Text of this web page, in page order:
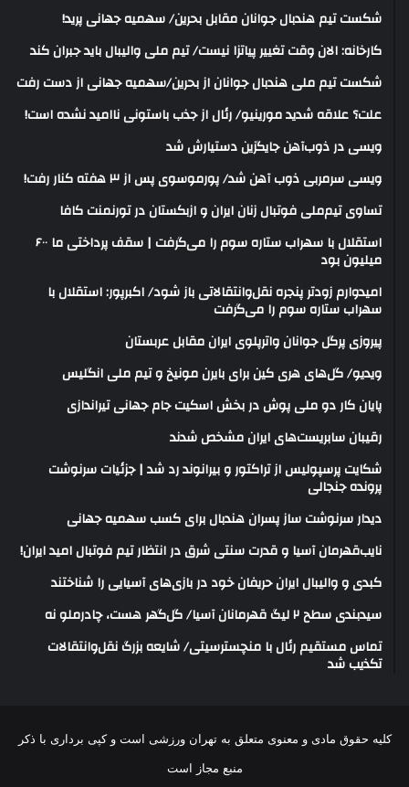
شکست تیم هندبال جوانان مقابل بحرین/ سهمیه جهانی پرید!
کارخانه: الان وقت تغییر پیاتزا نیست/ تیم ملی والیبال باید جبران کند
شکست تیم ملی هندبال جوانان از بحرین/سهمیه جهانی از دست رفت
علت؟ علاقه شدید مورینیو/ رئال از جذب باستونی ناامید نشده است!
ویسی در ذوب‌آهن جایگزین دستیارش شد
ویسی سرمربی ذوب آهن شد/ پورموسوی پس از ۳ هفته کنار رفت!
تساوی تیم‌ملی فوتبال زنان ایران و ازبکستان در تورنمنت کافا
استقلال با سهراب ستاره سوم را می‌گرفت | سقف پرداختی ما ۶۰۰
میلیون بود
امیدوارم زودتر پنجره نقل‌وانتقالاتی باز شود/ اکبرپور: استقلال با
سهراب ستاره سوم را می‌گرفت
پیروزی پرگل جوانان واترپلوی ایران مقابل عربستان
ویدیو/ گل‌های هری‌ کین برای بایرن مونیخ و تیم ملی انگلیس
پایان کار دو ملی پوش در بخش اسکیت جام جهانی تیراندازی
رقیبان سابریست‌های ایران مشخص شدند
شکایت پرسپولیس از تراکتور و بیرانوند رد شد | جزئیات سرنوشت
پرونده جنجالی
دیدار سرنوشت ساز پسران هندبال برای کسب سهمیه جهانی
نایب‌قهرمان آسیا و قدرت سنتی شرق در انتظار تیم فوتبال امید ایران!
کبدی و والیبال ایران حریفان خود در بازی‌های آسیایی را شناختند
سیدبندی سطح ۲ لیگ قهرمانان آسیا/ گل‌گهر هست، چادرملو نه
تماس مستقیم رئال با منچسترسیتی/ شایعه بزرگ نقل‌وانتقالات
تکذیب شد
کلیه حقوق مادی و معنوی متعلق به تهران ورزشی است و کپی برداری با ذکر
منبع مجاز است